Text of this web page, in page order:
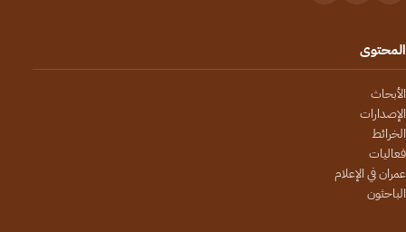
المحتوى
الأبحاث
الإصدارات
الخرائط
فعاليات
عمران في الإعلام
الباحثون